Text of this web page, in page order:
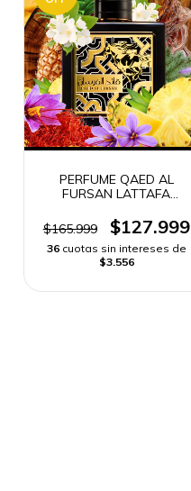
PERFUME QAED AL
FURSAN LATTAFA
$165.999
$127.999
36 cuotas sin intereses de
$3.556